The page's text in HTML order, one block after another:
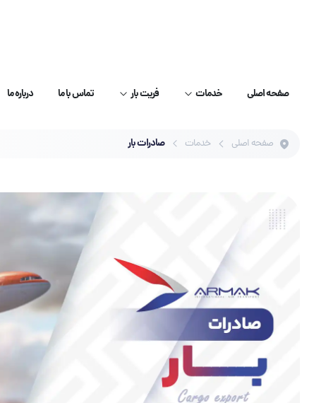
صفحه اصلی خدمات فریت بار تماس با ما درباره ما
صفحه اصلی خدمات صادرات بار